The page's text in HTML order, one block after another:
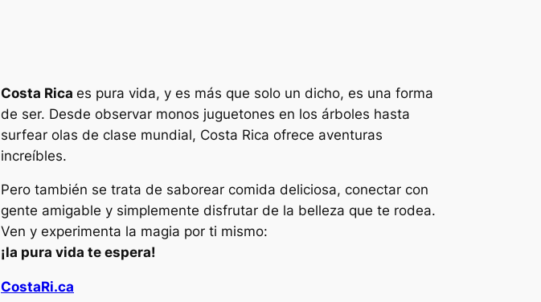
Costa Rica es pura vida, y es más que solo un dicho, es una forma
de ser. Desde observar monos juguetones en los árboles hasta
surfear olas de clase mundial, Costa Rica ofrece aventuras
increíbles.
Pero también se trata de saborear comida deliciosa, conectar con
gente amigable y simplemente disfrutar de la belleza que te rodea.
Ven y experimenta la magia por ti mismo:
¡la pura vida te espera!
CostaRi.ca